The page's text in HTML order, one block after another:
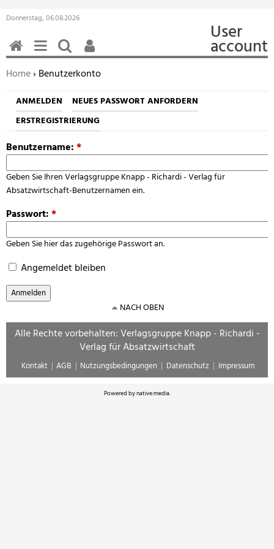
Donnerstag, 06.08.2026
User
account
Sie befinden sich hier:
Home› Benutzerkonto
ANMELDEN
NEUES PASSWORT ANFORDERN
ERSTREGISTRIERUNG
Benutzername:*
Geben Sie Ihren Verlagsgruppe Knapp - Richardi - Verlag für
Absatzwirtschaft-Benutzernamen ein.
Passwort:*
Geben Sie hier das zugehörige Passwort an.
Angemeldet bleiben
HOMEMENÜSUCHEN
BENUTZERFUNKTIONEN
NACH OBEN
Alle Rechte vorbehalten: Verlagsgruppe Knapp - Richardi -
Verlag für Absatzwirtschaft
Kontakt AGB Nutzungsbedingungen Datenschutz Impressum
Powered bynative:media.